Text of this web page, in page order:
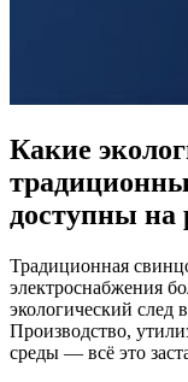
Какие
доступны на
Традиционная
электроснабжения
экологический след
Производство,
среды — всё это